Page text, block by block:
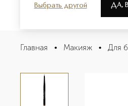
Выбрать другой ДА,
BROW RESTYLER PENCIL
Описание
Главная • Макияж • Для